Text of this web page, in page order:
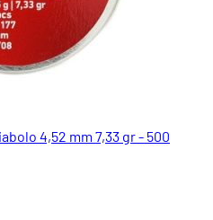
4,52 mm 7,33 gr - 500